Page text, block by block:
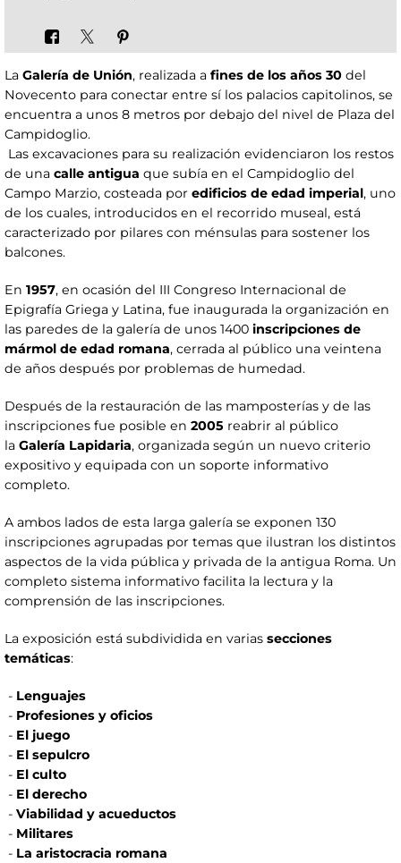
La Galería de Unión, realizada a fines de los años 30 del
Novecento para conectar entre sí los palacios capitolinos, se
encuentra a unos 8 metros por debajo del nivel de Plaza del
Campidoglio.
Las excavaciones para su realización evidenciaron los restos
de una calle antigua que subía en el Campidoglio del
Campo Marzio, costeada por edificios de edad imperial, uno
de los cuales, introducidos en el recorrido museal, está
caracterizado por pilares con ménsulas para sostener los
balcones.
En 1957, en ocasión del III Congreso Internacional de
Epigrafía Griega y Latina, fue inaugurada la organización en
las paredes de la galería de unos 1400 inscripciones de
mármol de edad romana, cerrada al público una veintena
de años después por problemas de humedad.
Después de la restauración de las mamposterías y de las
inscripciones fue posible en 2005 reabrir al público
la Galería Lapidaria, organizada según un nuevo criterio
expositivo y equipada con un soporte informativo
completo.
A ambos lados de esta larga galería se exponen 130
inscripciones agrupadas por temas que ilustran los distintos
aspectos de la vida pública y privada de la antigua Roma. Un
completo sistema informativo facilita la lectura y la
comprensión de las inscripciones.
La exposición está subdividida en varias secciones
temáticas:
- Lenguajes
- Profesiones y oficios
- El juego
- El sepulcro
- El culto
- El derecho
- Viabilidad y acueductos
- Militares
- La aristocracia romana